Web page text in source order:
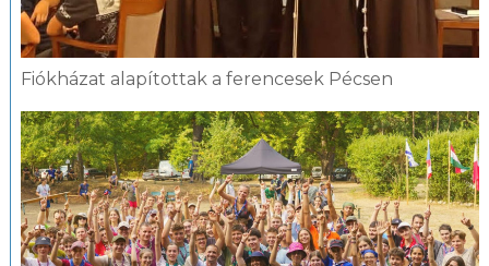
Fiókházat alapítottak a ferencesek Pécsen